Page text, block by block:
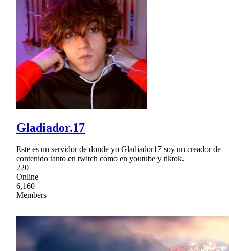
Gladiador.17
Este es un servidor de donde yo Gladiador17 soy un creador de
contenido tanto en twitch como en youtube y tiktok.
220
Online
6,160
Members